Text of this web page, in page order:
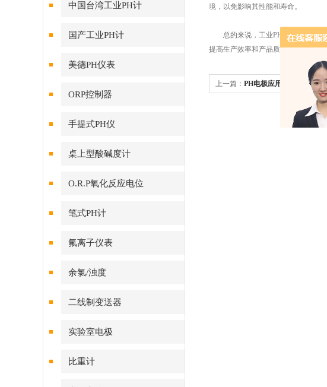
中国台湾工业PH计
国产工业PH计
美德PH仪表
ORP控制器
手提式PH仪
桌上型酸碱度计
O.R.P氧化反应电位
笔式PH计
氟离子仪表
余氯/浊度
二线制变送器
实验室电极
比重计
境，以免影响其性能和寿命。
总的来说，工业PH计是一种精准
提高生产效率和产品质量。同时，也
上一篇： PH电极应用：精准测量，